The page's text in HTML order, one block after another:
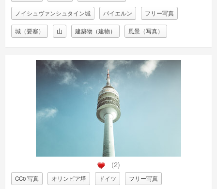
ノイシュヴァンシュタイン城 バイエルン フリー写真
城（要塞） 山 建築物（建物） 風景（写真）
(2)
CC0 写真 オリンピア塔 ドイツ フリー写真